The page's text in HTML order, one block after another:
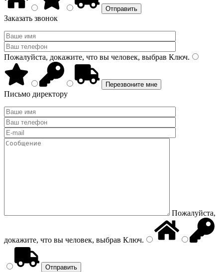
Заказать звонок
Пожалуйста, докажите, что вы человек, выбрав Ключ.
Письмо директору
Пожалуйста,
докажите, что вы человек, выбрав Ключ.